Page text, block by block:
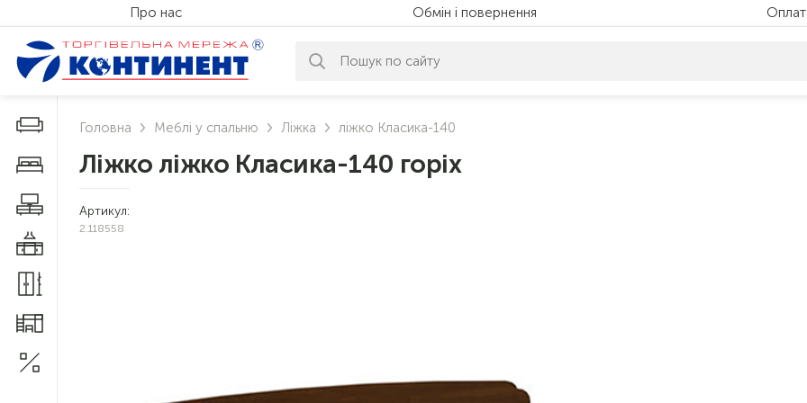
Про нас Обмін і повернення
Дивани і крісла
Меблі у спальню
Меблі у вітальню
Головна Меблі у спальню Ліжка ліжко Класика-140
Ліжко ліжко Класика-140 горіх
Артикул:
2.118558